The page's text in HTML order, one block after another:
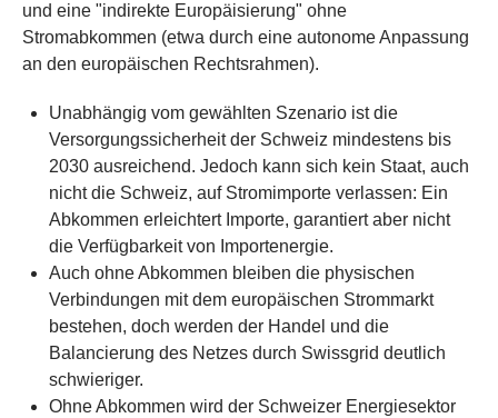
und eine "indirekte Europäisierung" ohne
Stromabkommen (etwa durch eine autonome Anpassung
an den europäischen Rechtsrahmen).
Unabhängig vom gewählten Szenario ist die
Versorgungssicherheit der Schweiz mindestens bis
2030 ausreichend. Jedoch kann sich kein Staat, auch
nicht die Schweiz, auf Stromimporte verlassen: Ein
Abkommen erleichtert Importe, garantiert aber nicht
die Verfügbarkeit von Importenergie.
Auch ohne Abkommen bleiben die physischen
Verbindungen mit dem europäischen Strommarkt
bestehen, doch werden der Handel und die
Balancierung des Netzes durch Swissgrid deutlich
schwieriger.
Ohne Abkommen wird der Schweizer Energiesektor